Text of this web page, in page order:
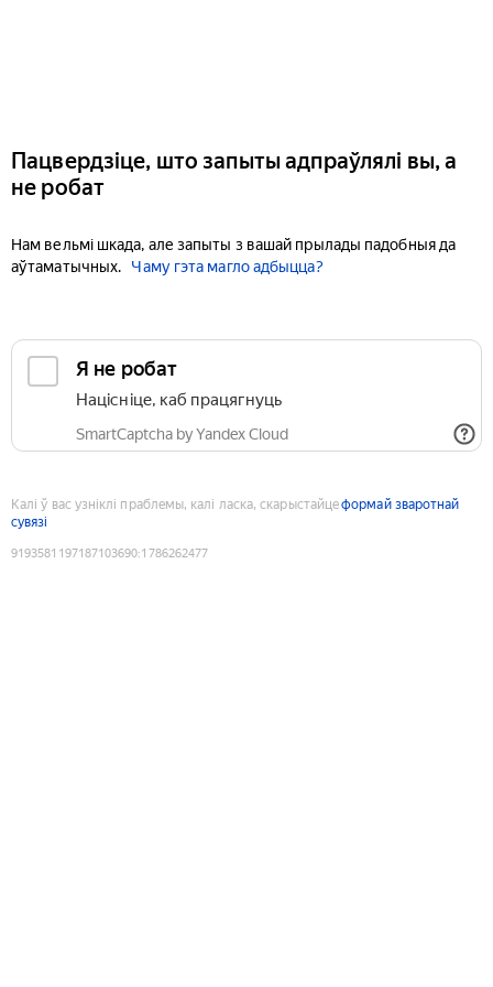
Пацвердзіце, што запыты адпраўлялі вы, а
не робат
Нам вельмі шкада, але запыты з вашай прылады падобныя да
аўтаматычных.
Чаму гэта магло адбыцца?
Я не робат
Націсніце, каб працягнуць
SmartCaptcha by Yandex Cloud
Калі ў вас узніклі праблемы, калі ласка, скарыстайцеформай зваротнай
сувязі
9193581197187103690:1786262477